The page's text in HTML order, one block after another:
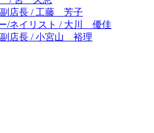
店長 / 工藤 芳子
/ネイリスト / 大川 優佳
店長 / 小宮山 裕理